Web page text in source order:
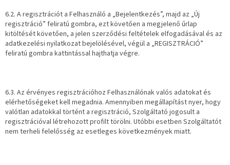
6.2. A regisztrációt a Felhasználó a „Bejelentkezés”, majd az „Új
regisztráció” feliratú gombra, ezt követően a megjelenő űrlap
kitöltését követően, a jelen szerződési feltételek elfogadásával és az
adatkezelési nyilatkozat bejelölésével, végül a „REGISZTRÁCIÓ”
feliratú gombra kattintással hajthatja végre.
6.3. Az érvényes regisztrációhoz Felhasználónak valós adatokat és
elérhetőségeket kell megadnia. Amennyiben megállapítást nyer, hogy
valótlan adatokkal történt a regisztráció, Szolgáltató jogosult a
regisztrációval létrehozott profilt törölni. Utóbbi esetben Szolgáltatót
nem terheli felelősség az esetleges következmények miatt.